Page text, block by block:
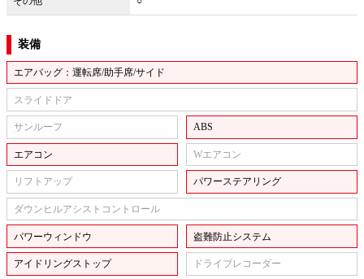
装備
エアバッグ：運転席/助手席/サイド
スライドドア
サンルーフ ABS
エアコン Wエアコン
リフトアップ パワーステアリング
ダウンヒルアシストコントロール
パワーウィンドウ 盗難防止システム
アイドリングストップ ドライブレコーダー